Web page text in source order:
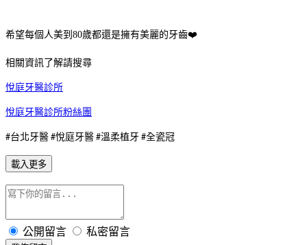
希望每個人美到 80歲都還是擁有美麗的牙齒❤
相關資訊了解請搜尋
悅庭牙醫診所
悅庭牙醫診所粉絲團
#台北牙醫 #悅庭牙醫 #溫柔植牙 #全瓷冠
載入更多
公開留言 私密留言